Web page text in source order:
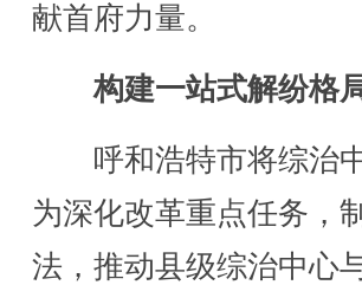
献首府力量。
构建一站式解纷格
呼和浩特市将综治
为深化改革重点任务，
法，推动县级综治中心